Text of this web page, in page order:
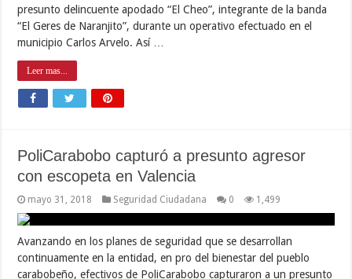
presunto delincuente apodado “El Cheo”, integrante de la banda
“El Geres de Naranjito”, durante un operativo efectuado en el
municipio Carlos Arvelo. Así …
Leer mas...
PoliCarabobo capturó a presunto agresor
con escopeta en Valencia
mayo 31, 2018 Seguridad Ciudadana 0 1,499
Avanzando en los planes de seguridad que se desarrollan
continuamente en la entidad, en pro del bienestar del pueblo
carabobeño, efectivos de PoliCarabobo capturaron a un presunto